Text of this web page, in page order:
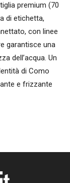
premium (70
di etichetta,
con linee
garantisce una
dell’acqua. Un
di Como
e frizzante